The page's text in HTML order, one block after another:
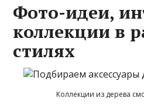
Фото-идеи,
коллекции в
стилях
Коллекции из дерева